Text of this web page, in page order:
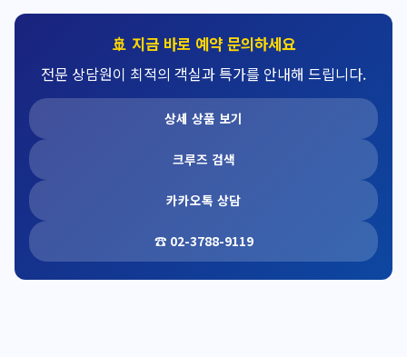
🚢 지금 바로 예약 문의하세요
전문 상담원이 최적의 객실과 특가를 안내해 드립니다.
상세 상품 보기
크루즈 검색
카카오톡 상담
☎ 02-3788-9119